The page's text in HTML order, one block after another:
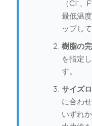
（Cl⁻
最低温
ップし
樹脂の
を指定
す。
サイズ
に合わ
いずれ